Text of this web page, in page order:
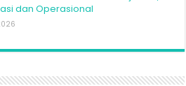
dan Operasional